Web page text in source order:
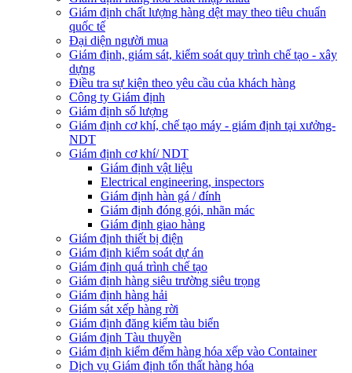
Giám định chất lượng hàng dệt may theo tiêu chuẩn
quốc tế
Đại diện người mua
Giám định, giám sát, kiểm soát quy trình chế tạo - xây
dựng
Điều tra sự kiện theo yêu cầu của khách hàng
Công ty Giám định
Giám định số lượng
Giám định cơ khí, chế tạo máy - giám định tại xưởng-
NDT
Giám định cơ khí/ NDT
Giám định vật liệu
Electrical engineering, inspectors
Giám định hàn gá / đính
Giám định đóng gói, nhãn mác
Giám định giao hàng
Giám định thiết bị điện
Giám định kiểm soát dự án
Giám định quá trình chế tạo
Giám định hàng siêu trường siêu trọng
Giám định hàng hải
Giám sát xếp hàng rời
Giám định đăng kiểm tàu biển
Giám định Tàu thuyền
Giám định kiểm đếm hàng hóa xếp vào Container
Dịch vụ Giám định tổn thất hàng hóa